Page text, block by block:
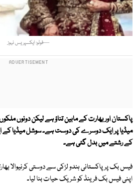
—فوٹو: ایکسپریس نیوز
پاکستان اور بھارت کے مابین تناؤ ہے لیکن دونوں
میڈیا پر ایک دوسرے کی دوست ہے۔ سوشل میڈیا کے
کے رشتے میں بدل گئی ہے۔
فیس بک پر پاکستانی ہندو لڑکی سے دوستی کرنیوالا
اپنی فیس بک فرینڈ کو شریک حیات بنا لیا۔